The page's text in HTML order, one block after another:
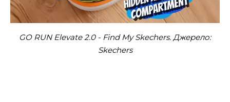
GO RUN Elevate 2.0 - Find My Skechers. Джерело:
Skechers